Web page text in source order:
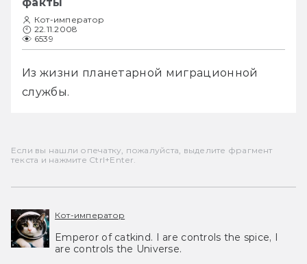
факты
Кот-император
22.11.2008
6539
Из жизни планетарной миграционной
службы.
Если вы нашли опечатку, пожалуйста, выделите фрагмент
текста и нажмите Ctrl+Enter.
Кот-император
Emperor of catkind. I are controls the spice, I
are controls the Universe.